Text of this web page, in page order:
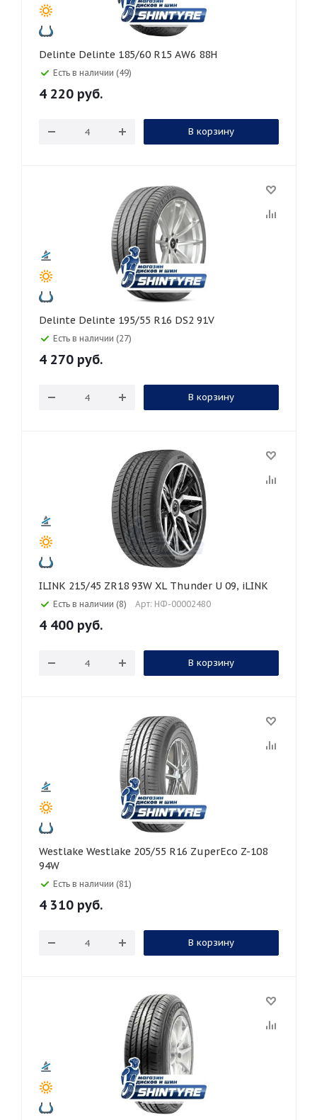
Delinte Delinte 185/60 R15 AW6 88H
Есть в наличии (49)
4 220 руб.
В корзину
Delinte Delinte 195/55 R16 DS2 91V
Есть в наличии (27)
4 270 руб.
В корзину
ILINK 215/45 ZR18 93W XL Thunder U 09, iLINK
Есть в наличии (8) Арт: НФ-00002480
4 400 руб.
В корзину
Westlake Westlake 205/55 R16 ZuperEco Z-108
94W
Есть в наличии (81)
4 310 руб.
В корзину